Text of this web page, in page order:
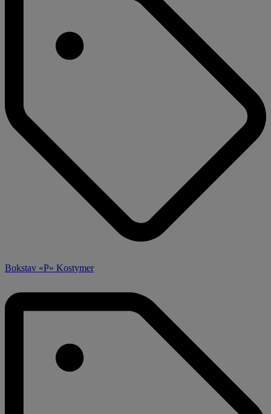
Bokstav «P» Kostymer